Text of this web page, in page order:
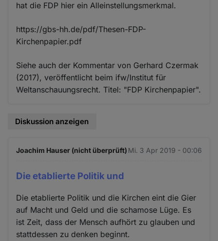
hat die FDP hier ein Alleinstellungsmerkmal.
https://gbs-hh.de/pdf/Thesen-FDP-
Kirchenpapier.pdf
Siehe auch der Kommentar von Gerhard Czermak
(2017), veröffentlicht beim ifw/Institut für
Weltanschauungsrecht. Titel: "FDP Kirchenpapier".
Diskussion anzeigen
Joachim Hauser (nicht überprüft) Mi. 3 Apr 2019 - 00:06
Die etablierte Politik und
Die etablierte Politik und die Kirchen eint die Gier
auf Macht und Geld und die schamose Lüge. Es
ist Zeit, dass der Mensch aufhört zu glauben und
stattdessen zu denken beginnt.